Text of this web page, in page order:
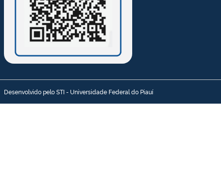
Desenvolvido pelo STI - Universidade Federal do Piauí